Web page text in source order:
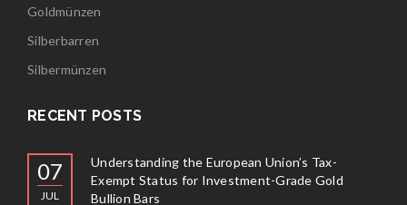
Goldmünzen
Silberbarren
Silbermünzen
RECENT POSTS
07
JUL
Understanding the European Union’s Tax-
Exempt Status for Investment-Grade Gold
Bullion Bars